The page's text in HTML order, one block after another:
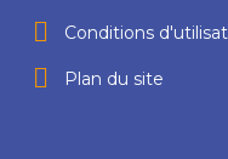
Conditions
Plan du site